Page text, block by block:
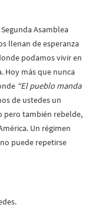
Asamblea
llenan de esperanza
podamos vivir en
Hoy más que nunca
“El pueblo manda
de ustedes un
pero también rebelde,
Un régimen
puede repetirse